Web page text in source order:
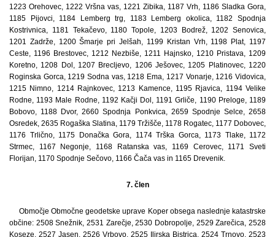
1223 Orehovec, 1222 Vršna vas, 1221 Zibika, 1187 Vrh, 1186 Sladka Gora,
1185 Pijovci, 1184 Lemberg trg, 1183 Lemberg okolica, 1182 Spodnja
Kostrivnica, 1181 Tekačevo, 1180 Topole, 1203 Bodrež, 1202 Senovica,
1201 Zadrže, 1200 Šmarje pri Jelšah, 1199 Kristan Vrh, 1198 Plat, 1197
Ceste, 1196 Brestovec, 1212 Nezbiše, 1211 Hajnsko, 1210 Pristava, 1209
Koretno, 1208 Dol, 1207 Brecljevo, 1206 Ješovec, 1205 Platinovec, 1220
Roginska Gorca, 1219 Sodna vas, 1218 Ema, 1217 Vonarje, 1216 Vidovica,
1215 Nimno, 1214 Rajnkovec, 1213 Kamence, 1195 Rjavica, 1194 Velike
Rodne, 1193 Male Rodne, 1192 Kačji Dol, 1191 Grliče, 1190 Preloge, 1189
Bobovo, 1188 Dvor, 2660 Spodnja Ponkvica, 2659 Spodnje Selce, 2658
Osredek, 2635 Rogaška Slatina, 1179 Tržišče, 1178 Rogatec, 1177 Dobovec,
1176 Trlično, 1175 Donačka Gora, 1174 Trška Gorca, 1173 Tlake, 1172
Strmec, 1167 Negonje, 1168 Ratanska vas, 1169 Cerovec, 1171 Sveti
Florijan, 1170 Spodnje Sečovo, 1166 Čača vas in 1165 Drevenik.
7. člen
Območje Območne geodetske uprave Koper obsega naslednje katastrske
občine: 2508 Snežnik, 2531 Zarečje, 2530 Dobropolje, 2529 Zarečica, 2528
Koseze, 2527 Jasen, 2526 Vrbovo, 2525 Ilirska Bistrica, 2524 Trnovo, 2523